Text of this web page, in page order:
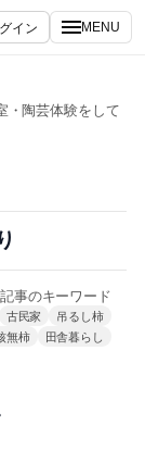
イン MENU
・陶芸体験をして
事のキーワード
古民家
吊るし柿
無柿 田舎暮らし